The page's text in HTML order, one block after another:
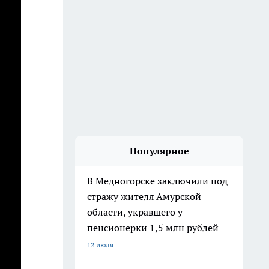
Популярное
В Медногорске заключили под
стражу жителя Амурской
области, укравшего у
пенсионерки 1,5 млн рублей
12 июля